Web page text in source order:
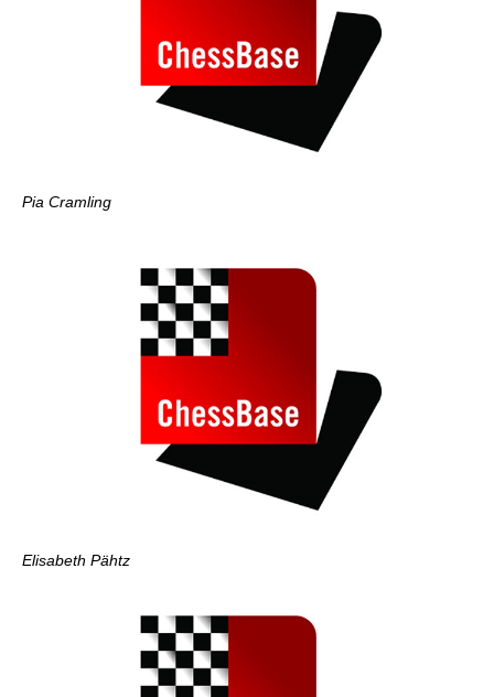
Pia Cramling
Elisabeth Pähtz